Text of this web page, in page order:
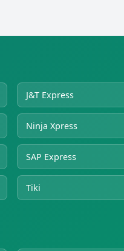
J&T Express
Ninja Xpress
SAP Express
Tiki